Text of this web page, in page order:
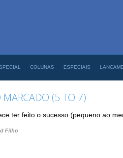
COLUNAS ESPECIAIS
MARCADO (5 TO 7)
ter feito o sucesso (pequeno ao
Filho